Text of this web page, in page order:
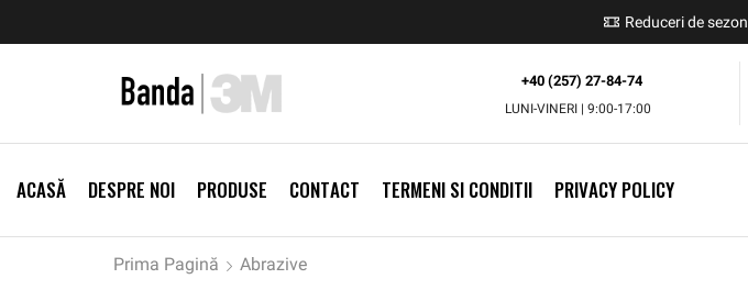
Reduceri de
+40 (257) 27-84-74
LUNI-VINERI | 9:00-17:00
ACASĂ DESPRE NOI PRODUSE CONTACT TERMENI SI CONDITII PRIVACY POLICY
Prima Pagină Abrazive